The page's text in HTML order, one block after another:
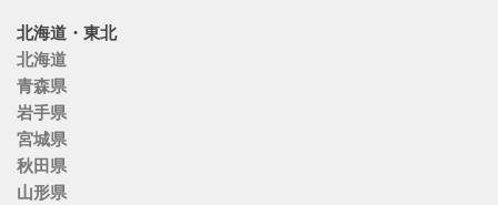
北海道・東北
北海道
青森県
岩手県
宮城県
秋田県
山形県